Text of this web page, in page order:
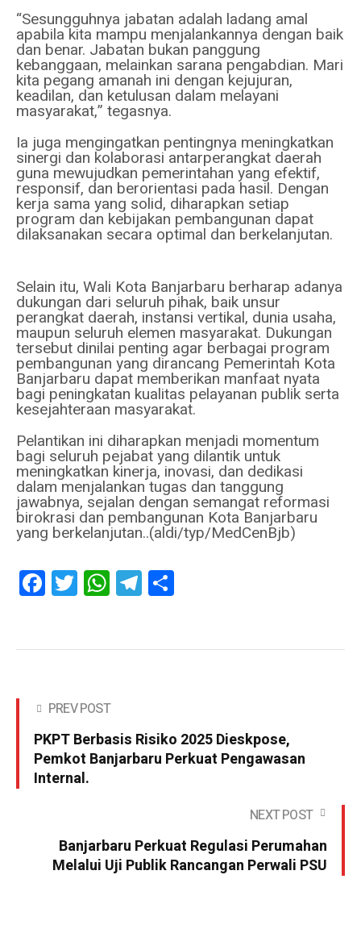
“Sesungguhnya jabatan adalah ladang amal
apabila kita mampu menjalankannya dengan baik
dan benar. Jabatan bukan panggung
kebanggaan, melainkan sarana pengabdian. Mari
kita pegang amanah ini dengan kejujuran,
keadilan, dan ketulusan dalam melayani
masyarakat,” tegasnya.
Ia juga mengingatkan pentingnya meningkatkan
sinergi dan kolaborasi antarperangkat daerah
guna mewujudkan pemerintahan yang efektif,
responsif, dan berorientasi pada hasil. Dengan
kerja sama yang solid, diharapkan setiap
program dan kebijakan pembangunan dapat
dilaksanakan secara optimal dan berkelanjutan.
Selain itu, Wali Kota Banjarbaru berharap adanya
dukungan dari seluruh pihak, baik unsur
perangkat daerah, instansi vertikal, dunia usaha,
maupun seluruh elemen masyarakat. Dukungan
tersebut dinilai penting agar berbagai program
pembangunan yang dirancang Pemerintah Kota
Banjarbaru dapat memberikan manfaat nyata
bagi peningkatan kualitas pelayanan publik serta
kesejahteraan masyarakat.
Pelantikan ini diharapkan menjadi momentum
bagi seluruh pejabat yang dilantik untuk
meningkatkan kinerja, inovasi, dan dedikasi
dalam menjalankan tugas dan tanggung
jawabnya, sejalan dengan semangat reformasi
birokrasi dan pembangunan Kota Banjarbaru
yang berkelanjutan..(aldi/typ/MedCenBjb)
FacebookTwitterWhatsAppTelegram
PREV POST
PKPT Berbasis Risiko 2025 Dieskpose,
Pemkot Banjarbaru Perkuat Pengawasan
Internal.
NEXT POST
Banjarbaru Perkuat Regulasi Perumahan
Melalui Uji Publik Rancangan Perwali PSU